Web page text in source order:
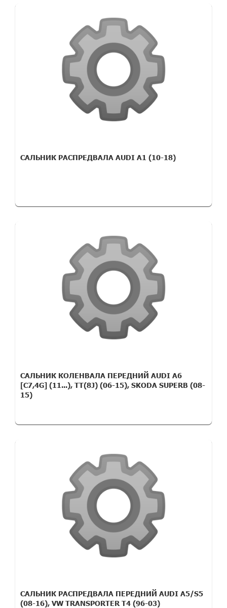
САЛЬНИК РАСПРЕДВАЛА AUDI A1 (10-18)
САЛЬНИК КОЛЕНВАЛА ПЕРЕДНИЙ AUDI A6
[C7,4G] (11...), TT(8J) (06-15), SKODA SUPERB (08-
15)
САЛЬНИК РАСПРЕДВАЛА ПЕРЕДНИЙ AUDI A5/S5
(08-16), VW TRANSPORTER T4 (96-03)